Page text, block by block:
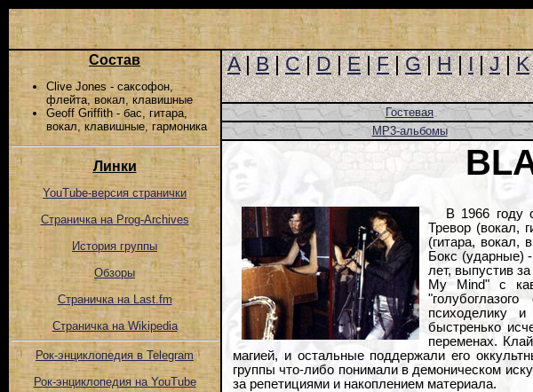
Состав
Clive Jones - саксофон,
флейта, вокал, клавишные
Geoff Griffith - бас, гитара,
вокал, клавишные, гармоника
Линки
YouTube-версия странички
Страничка на Prog-Archives
История группы
Обзоры
Страничка на Last.fm
Страничка на Wikipedia
Рок-энциклопедия в Telegram
Рок-энциклопедия на YouTube
A|B|C|D|E|F|G|H|I|J|K
Гостевая
MP3-альбомы
В 1966 году
Тревор (вокал,
(гитара,
Бокс (ударные)
лет, выпустив
My Mind" с
психоделику
быстренько
переменах.
магией, и остальные поддержали его
группы что-либо понимали в демоническом
за репетициями и накоплением материала.